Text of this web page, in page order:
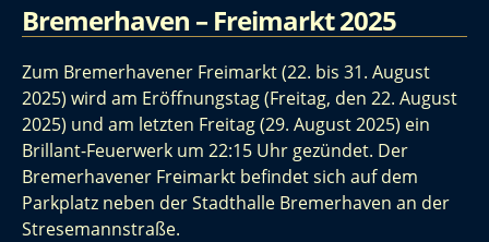
Bremerhaven – Freimarkt 2025
Zum Bremerhavener Freimarkt (22. bis 31. August
2025) wird am Eröffnungstag (Freitag, den 22. August
2025) und am letzten Freitag (29. August 2025) ein
Brillant-Feuerwerk um 22:15 Uhr gezündet. Der
Bremerhavener Freimarkt befindet sich auf dem
Parkplatz neben der Stadthalle Bremerhaven an der
Stresemannstraße.